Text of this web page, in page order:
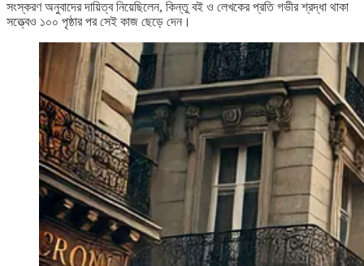
সংস্করণ অনুবাদের দায়িত্ব নিয়েছিলেন, কিন্তু বই ও লেখকের প্রতি গভীর শ্রদ্ধা থাকা
সত্ত্বেও ১০০ পৃষ্ঠার পর সেই কাজ ছেড়ে দেন।